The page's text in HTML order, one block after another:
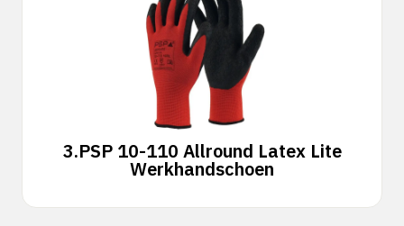
3.PSP 10-110 Allround Latex Lite
Werkhandschoen